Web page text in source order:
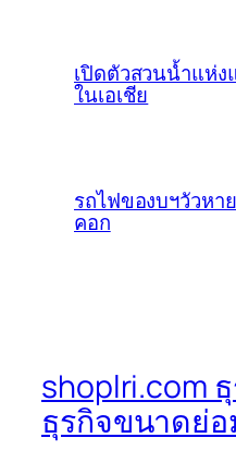
เปิดตัวสวนน้ำแห่ง
ในเอเชีย
รถไฟของบฯวัวหา
คอก
shoplri.com
ธุรกิจขนาดย่